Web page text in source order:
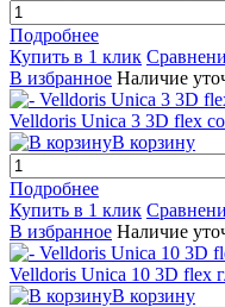
Подробнее
Купить в 1 клик
В избранное Наличие
Velldoris Unica 3 3D flex
В корзину
Подробнее
Купить в 1 клик
В избранное Наличие
Velldoris Unica 10 3D flex
В корзину